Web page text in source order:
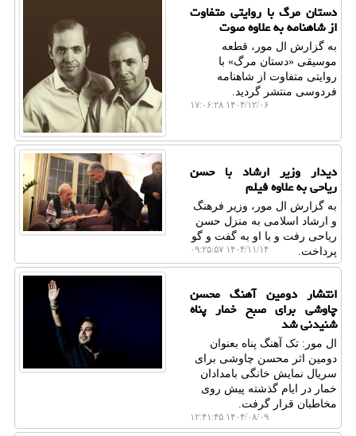
دستان مرگ با روایتی متفاوت
از شاهنامه به علاوه صوت
به گزارش ال مور، قطعه
موسیقی «دستان مرگ» با
روایتی متفاوت از شاهنامه
فردوسی منتشر گردید.
۱۴۰۴/۱۲/۰۶ ۱۷:۰۶:۲۸
دیدار وزیر ارشاد با حسن
ریاحی به علاوه فیلم
به گزارش ال مور، وزیر فرهنگ
و ارشاد اسلامی به منزل حسن
ریاحی رفت و با او به گفت و گو
پرداخت.
۱۴۰۴/۱۱/۱۴ ۰۹:۲۵:۵۷
انتشار دومین آهنگ محسن
چاوشی برای صبح خمار پناه
شنیدنی شد
ال مور: تک آهنگ پناه بعنوان
دومین اثر محسن چاوشی برای
سریال نمایش خانگی بامدادان
خمار در ایام گذشته پیش روی
مخاطبان قرار گرفت.
۱۴۰۴/۰۸/۰۹ ۱۲:۴۱:۴۵